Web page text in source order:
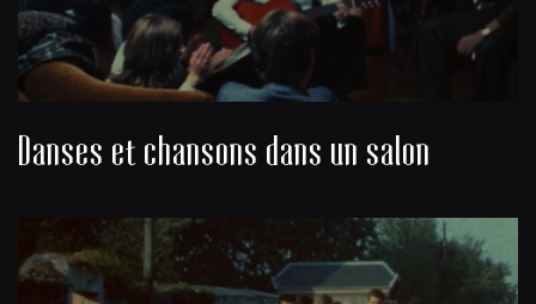
Danses et chansons dans un salon